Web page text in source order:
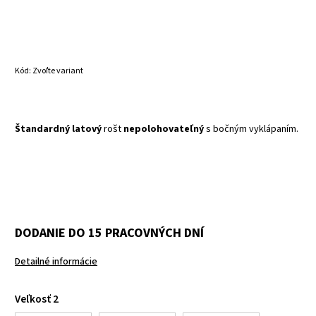
Kód: Zvoľte variant
Štandardný latovýrošt nepolohovateľnýs bočným vyklápaním.
DODANIE DO 15 PRACOVNÝCH DNÍ
Detailné informácie
Veľkosť 2